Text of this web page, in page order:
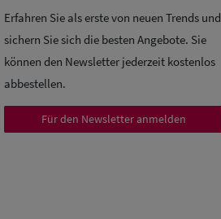
Erfahren Sie als erste von neuen Trends und
sichern Sie sich die besten Angebote. Sie
können den Newsletter jederzeit kostenlos
abbestellen.
Für den Newsletter anmelden